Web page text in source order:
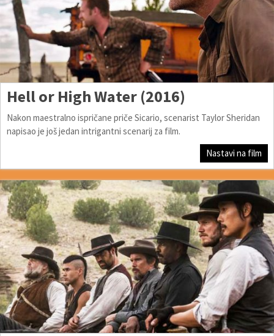
Hell or High Water (2016)
Nakon maestralno ispričane priče Sicario, scenarist Taylor Sheridan
napisao je još jedan intrigantni scenarij za film.
Nastavi na film